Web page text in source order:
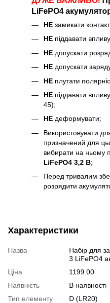
LiFePO4
НЕ замикати
НЕ піддавати
НЕ допускати
НЕ допускати
НЕ плутати
НЕ піддавати
45);
НЕ деформувати;
Використовувати
призначений для
вибирати на ньому
LiFePO4 3,2 В;
Перед тривалим
розрядити
Характеристики
Назва
Набір для
3 LiFePO4
Ціна
1199.00
Наявність
В наявності
Тип елементу
D (LR20)